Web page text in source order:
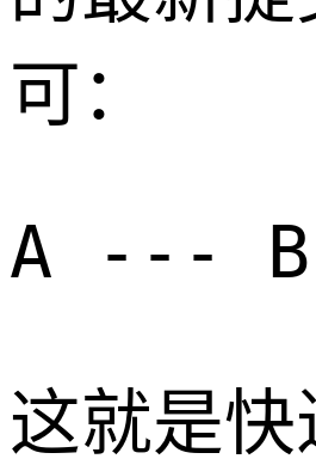
可：
这就是快